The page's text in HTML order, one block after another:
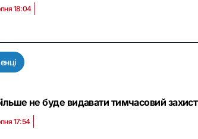
18:04
не буде видавати тимчасовий
17:54